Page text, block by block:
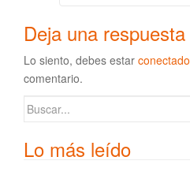
Deja una respuesta
Lo siento, debes estar conectado
comentario.
Buscar:
Lo más leído